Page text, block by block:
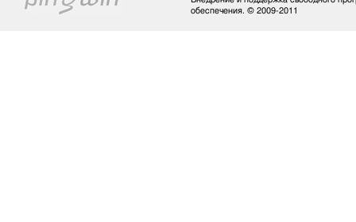
обеспечения. © 2009-2011